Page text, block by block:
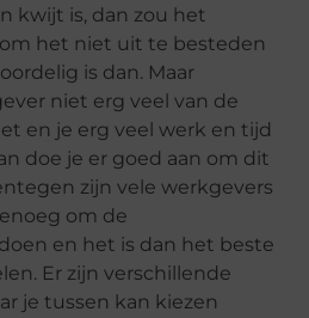
kwijt is, dan zou het
het niet uit te besteden
is dan. Maar
niet erg veel van de
en je erg veel werk en tijd
doe je er goed aan om dit
zijn vele werkgevers
om de
en het is dan het beste
Er zijn verschillende
je tussen kan kiezen